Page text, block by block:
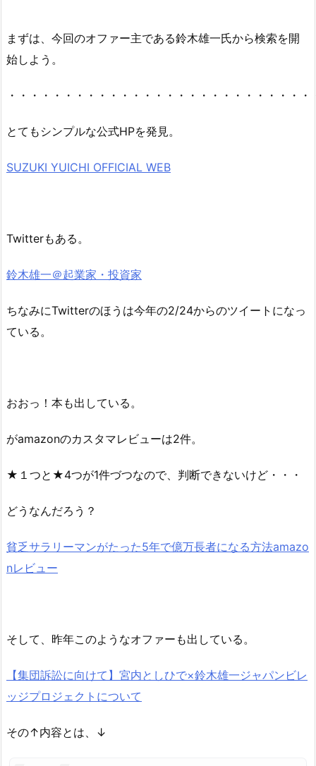
まずは、今回のオファー主である鈴木雄一氏から検索を開
始しよう。
・・・・・・・・・・・・・・・・・・・・・・・・・・・
とてもシンプルな公式HPを発見。
SUZUKI YUICHI OFFICIAL WEB
Twitterもある。
鈴木雄一＠起業家・投資家
ちなみにTwitterのほうは今年の2/24からのツイートになっ
ている。
おおっ！本も出している。
がamazonのカスタマレビューは2件。
★１つと★4つが1件づつなので、判断できないけど・・・
どうなんだろう？
貧乏サラリーマンがたった5年で億万長者になる方法amazo
nレビュー
そして、昨年このようなオファーも出している。
【集団訴訟に向けて】宮内としひで×鈴木雄一ジャパンビレ
ッジプロジェクトについて
その↑内容とは、↓